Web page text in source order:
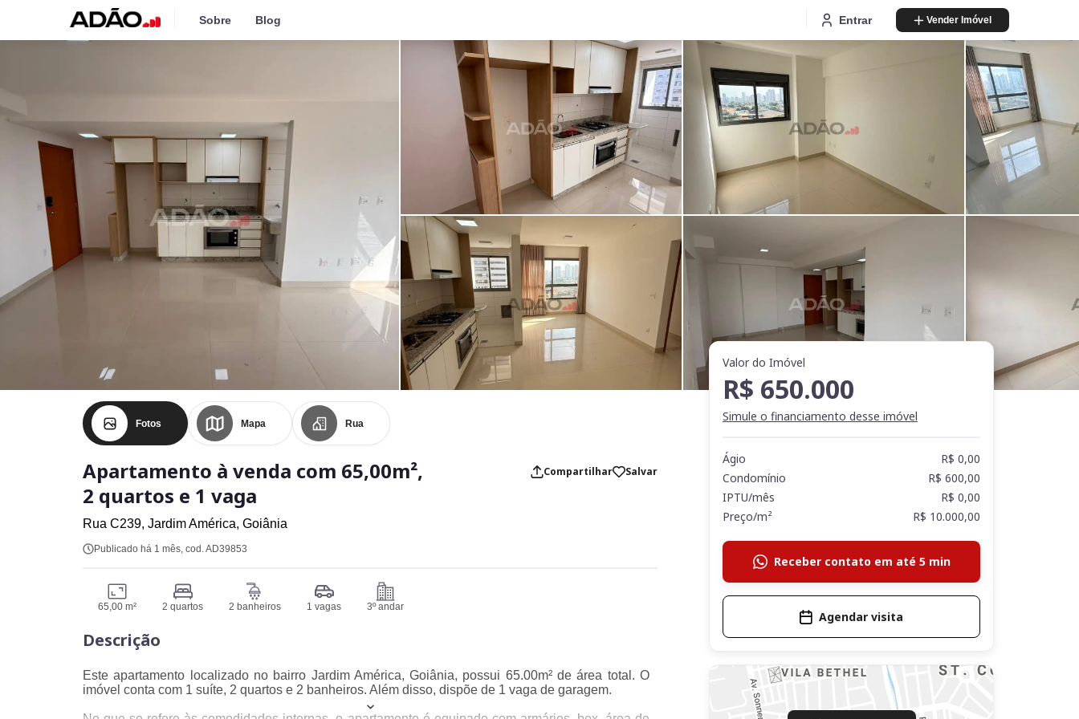
Sobre Blog Entrar Vender Imóvel
Fotos Mapa Rua
Apartamento à venda com 65,00m²,
2 quartos e 1 vaga
Compartilhar Salvar
Rua C239, Jardim América, Goiânia
Publicado há 1 mês, cod. AD39853
65,00 m² 2 quartos 2 banheiros 1 vagas 3º andar
Descrição
Este apartamento localizado no bairro Jardim América, Goiânia, possui 65.00m² de área total. O
imóvel conta com 1 suíte, 2 quartos e 2 banheiros. Além disso, dispõe de 1 vaga de garagem.
Valor do Imóvel
R$ 650.000
Simule o financiamento desse imóvel
Ágio
R$ 0,00
Condomínio
R$ 600,00
IPTU/mês
R$ 0,00
Preço/m²
R$ 10.000,00
Receber contato em até 5 min
Agendar visita